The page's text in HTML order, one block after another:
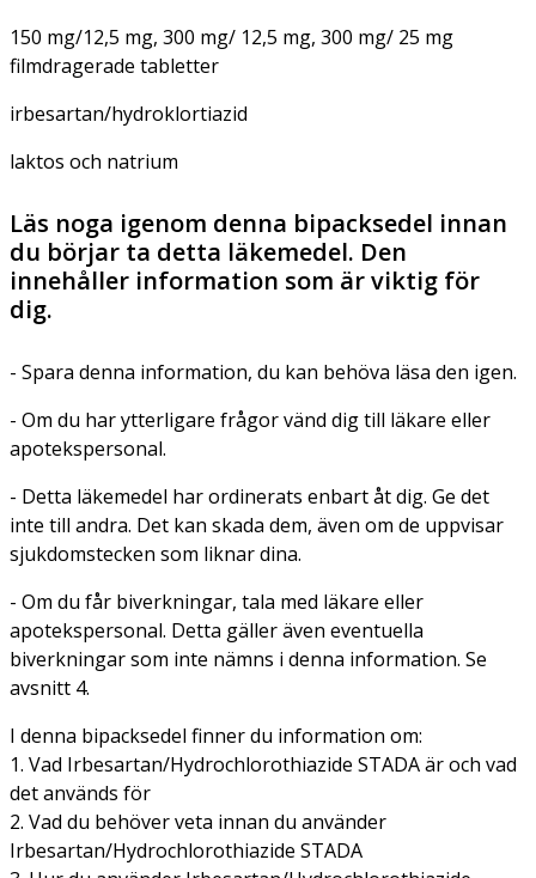
150 mg/12,5 mg, 300 mg/ 12,5 mg, 300 mg/ 25 mg
filmdragerade tabletter
irbesartan/hydroklortiazid
laktos och natrium
Läs noga igenom denna bipacksedel innan
du börjar ta detta läkemedel. Den
innehåller information som är viktig för
dig.
- Spara denna information, du kan behöva läsa den igen.
- Om du har ytterligare frågor vänd dig till läkare eller
apotekspersonal.
- Detta läkemedel har ordinerats enbart åt dig. Ge det
inte till andra. Det kan skada dem, även om de uppvisar
sjukdomstecken som liknar dina.
- Om du får biverkningar, tala med läkare eller
apotekspersonal. Detta gäller även eventuella
biverkningar som inte nämns i denna information. Se
avsnitt 4.
I denna bipacksedel finner du information om:
1. Vad Irbesartan/Hydrochlorothiazide STADA är och vad
det används för
2. Vad du behöver veta innan du använder
Irbesartan/Hydrochlorothiazide STADA